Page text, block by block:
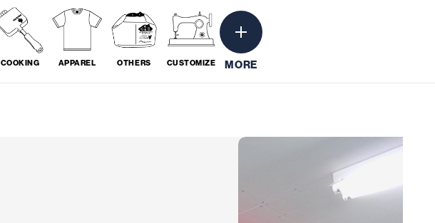
COOKING APPAREL OTHERS CUSTOMIZE MORE